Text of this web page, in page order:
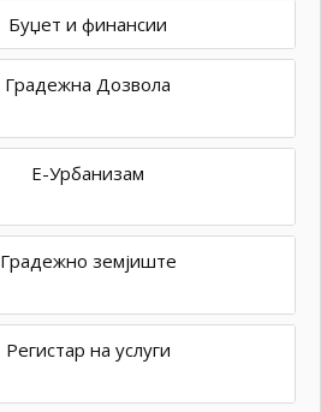
Буџет и финансии
Градежна Дозвола
Е-Урбанизам
Градежно земјиште
Регистар на услуги